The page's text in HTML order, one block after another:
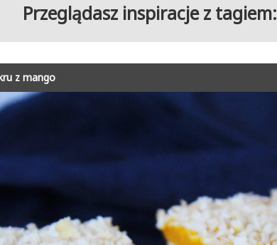
Przeglądasz inspiracje z tagiem:
z mango